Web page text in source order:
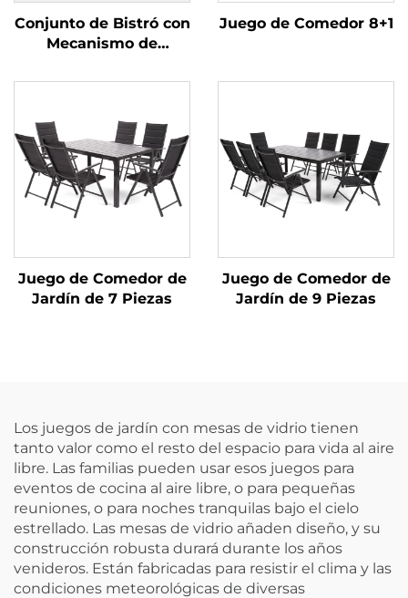
Conjunto de Bistró con
Mecanismo de
Juego de Comedor 8+1
Juego de Comedor de
Jardín de 7 Piezas
Juego de Comedor de
Jardín de 9 Piezas
Los juegos de jardín con mesas de vidrio tienen
tanto valor como el resto del espacio para vida al aire
libre. Las familias pueden usar esos juegos para
eventos de cocina al aire libre, o para pequeñas
reuniones, o para noches tranquilas bajo el cielo
estrellado. Las mesas de vidrio añaden diseño, y su
construcción robusta durará durante los años
venideros. Están fabricadas para resistir el clima y las
condiciones meteorológicas de diversas